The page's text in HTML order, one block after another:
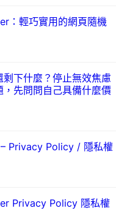
：輕巧實用的網頁隨機
下什麼？停止無效焦慮
先問問自己具備什麼價
Privacy Policy / 隱私權
Privacy Policy 隱私權